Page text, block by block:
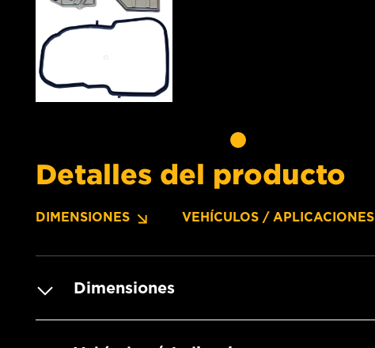
Detalles del producto
DIMENSIONES VEHÍCULOS / APLICACIONES
Dimensiones